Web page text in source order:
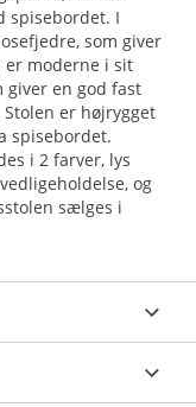
spisebordet. I
som giver
er moderne i sit
giver en god fast
er højrygget
spisebordet.
i 2 farver, lys
og
sælges i